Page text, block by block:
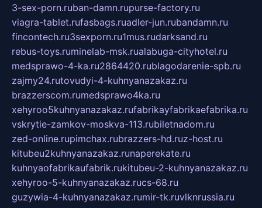
3-sex-porn.ruban-damn.rupurse-factory.ru
viagra-tablet.rufasbags.ruadler-jun.rubandamn.ru
fincontech.ru3sexporn.ru1mus.rudarksand.ru
rebus-toys.ruminelab-msk.rualabuga-cityhotel.ru
medsprawo-4-ka.ru2864420.rublagodarenie-spb.ru
zajmy24.rutovudyi-4-kuhnyanazakaz.ru
brazzerscom.rumedsprawo4ka.ru
xehyroo5kuhnyanazakaz.rufabrikayfabrikaefabrika.ru
vskrytie-zamkov-moskva-113.rubiletnadom.ru
zed-online.rupimchax.rubrazzers-hd.ruz-host.ru
kitubeu2kuhnyanazakaz.runaperekate.ru
kuhnyaofabrikaufabrik.rukitubeu-2-kuhnyanazakaz.ru
xehyroo-5-kuhnyanazakaz.rucs-68.ru
guzywia-4-kuhnyanazakaz.rumir-tk.ruvlknrussia.ru